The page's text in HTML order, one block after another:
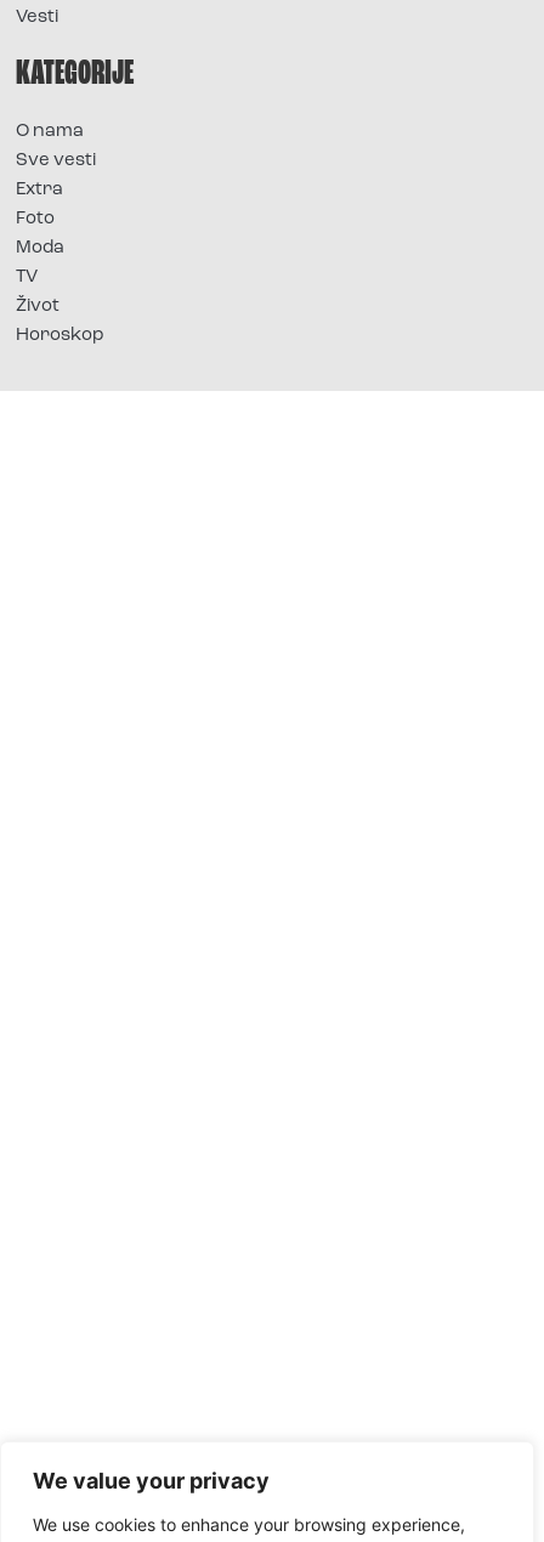
We value your privacy
We use cookies to enhance your browsing experience,
Vesti
KATEGORIJE
O nama
Sve vesti
Extra
Foto
Moda
TV
Život
Horoskop